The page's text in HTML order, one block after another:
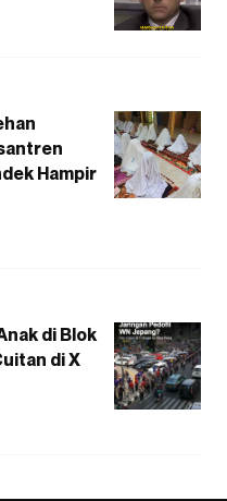
Hampir
di Blok
di X